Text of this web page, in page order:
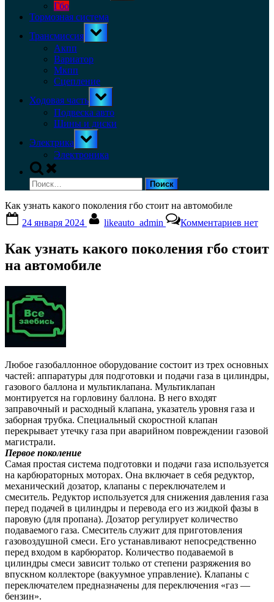
Гбо
Тормозная система
Трансмиссия
Toggle
sub-
Акпп
Вариатор
Мкпп
Сцепление
Ходовая часть
Toggle
sub-
menu
Подвеска авто
Шины и диски
Электрика
Toggle
sub-
menu
Электроника
Toggle
search
form
Найти:
Как узнать какого поколения гбо стоит на автомобиле
on
24 января 2024 likeauto_admin Комментариевзаписи
узнать
нет
Как узнать какого поколения гбо стоит
на автомобиле
Любое газобаллонное оборудование состоит из трех основных
частей: аппаратуры для подготовки и подачи газа в цилиндры,
газового баллона и мультиклапана. Мультиклапан
монтируется на горловину баллона. В него входят
заправочный и расходный клапана, указатель уровня газа и
заборная трубка. Специальный скоростной клапан
перекрывает утечку газа при аварийном повреждении газовой
магистрали.
Первое поколение
Самая простая система подготовки и подачи газа используется
на карбюраторных моторах. Она включает в себя редуктор,
механический дозатор, клапаны с переключателем и
смеситель. Редуктор используется для снижения давления газа
перед подачей в цилиндры и перевода его из жидкой фазы в
паровую (для пропана). Дозатор регулирует количество
подаваемого газа. Смеситель служит для приготовления
газовоздушной смеси. Его устанавливают непосредственно
перед входом в карбюратор. Количество подаваемой в
цилиндры смеси зависит только от степени разряжения во
впускном коллекторе (вакуумное управление). Клапаны с
переключателем предназначены для переключения «газ —
бензин».